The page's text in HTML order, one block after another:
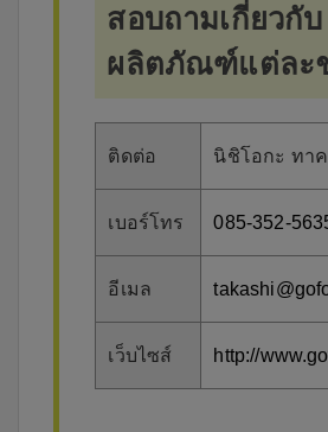
สอบถามเกี่ยวกับ
ผลิตภัณฑ์แต่ละ
ติดต่อ นิชิโอกะ ทา
เบอร์โทร 085-352-
อีเมล
เว็บไซส์ http://